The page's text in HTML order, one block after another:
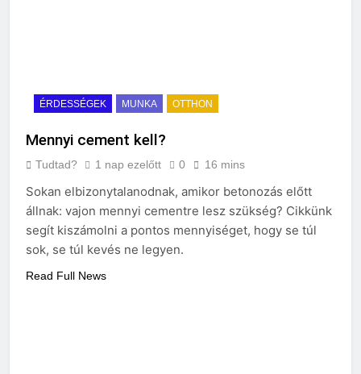
ÉRDESSÉGEK MUNKA OTTHON
Mennyi cement kell?
Tudtad? 1 nap ezelőtt 0 16 mins
Sokan elbizonytalanodnak, amikor betonozás előtt
állnak: vajon mennyi cementre lesz szükség? Cikkünk
segít kiszámolni a pontos mennyiséget, hogy se túl
sok, se túl kevés ne legyen.
Read Full News